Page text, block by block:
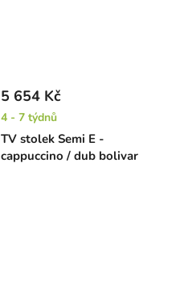
TV stolek Semi E -
cappuccino / dub bolivar
5 654 Kč
4 - 7 týdnů